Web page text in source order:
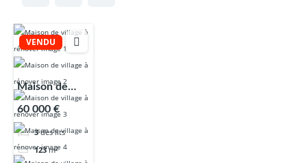
VENDU
Maison de
village à
rénover
60 000 €
3 des lits
123 m²